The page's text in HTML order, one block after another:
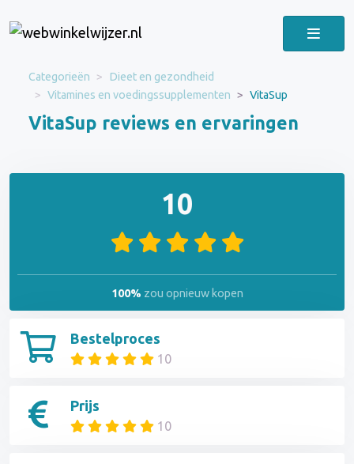
Categorieën
Dieet en gezondheid
Vitamines en voedingssupplementen
VitaSup
VitaSup reviews en ervaringen
Bestelproces
10
Prijs
10
10
100% zou opnieuw kopen